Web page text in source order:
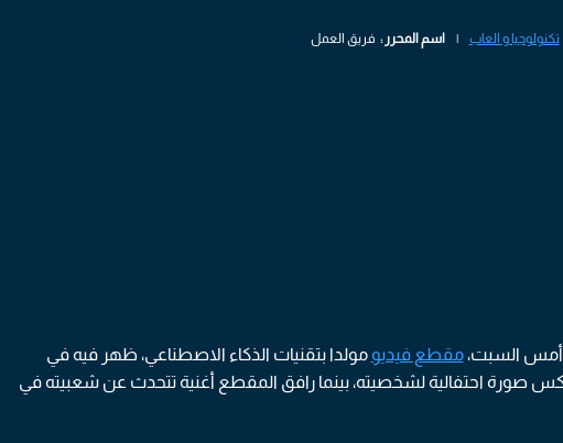
تكنولوجيا و العاب | اسم المحرر : فريق العمل
أمس السبت،مقطع فيديو مولدا بتقنيات الذكاء الاصطناعي، ظهر فيه في
صورة احتفالية لشخصيته، بينما رافق المقطع أغنية تتحدث عن شعبيته في